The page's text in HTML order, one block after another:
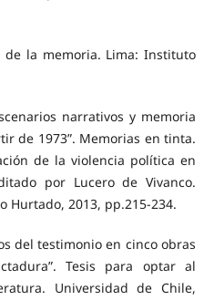
de la memoria. Lima: Instituto
narrativos y memoria
de 1973”. Memorias en tinta.
de la violencia política en
por Lucero de Vivanco.
Hurtado, 2013, pp.215-234.
del testimonio en cinco obras
Tesis para optar al
Universidad de Chile,